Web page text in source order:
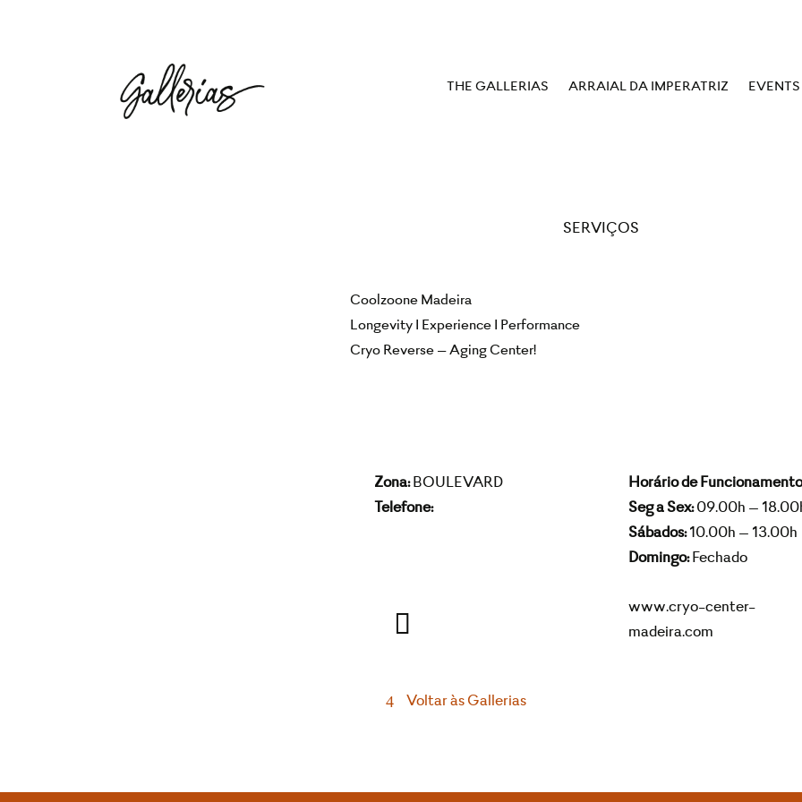
THE GALLERIAS ARRAIAL DA IMPERATRIZ EVENTS
SERVIÇOS
​Coolzoone Madeira
Longevity I Experience I Performance
Cryo Reverse – Aging Center!
Zona:BOULEVARD
Telefone:
Horário de
Seg a Sex:09.00h –
Sábados:10.00h – 13.00h
Domingo:Fechado
www.cryo-center-
madeira.com
Voltar às Gallerias